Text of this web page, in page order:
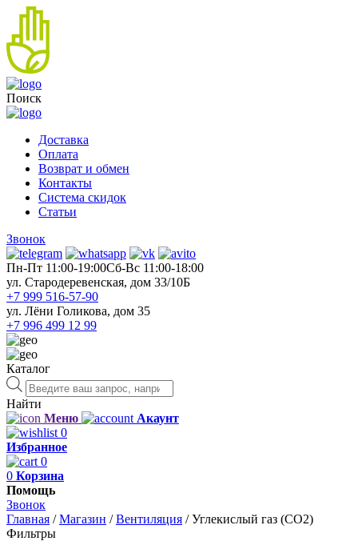
Поиск
Доставка
Оплата
Возврат и обмен
Контакты
Система скидок
Статьи
Звонок
Пн-Пт 11:00-19:00Cб-Вс 11:00-18:00
ул. Стародеревенская, дом 33/10Б
+7 999 516-57-90
ул. Лёни Голикова, дом 35
+7 996 499 12 99
Каталог
Поиск
товаров
Найти
Меню
Акаунт
0
Избранное
0
0 Корзина
Помощь
Звонок
Главная /Магазин /Вентиляция /Углекислый газ (CO2)
Фильтры